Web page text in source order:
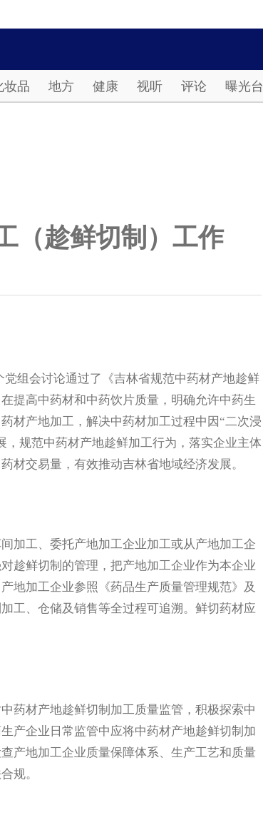
妆品 地方 健康 视听 评论 曝光台
（趁鲜切制）工作
组会讨论通过了《吉林省规范中药材产地趁鲜
提高中药材和中药饮片质量，明确允许中药生
材产地加工，解决中药材加工过程中因“二次浸
规范中药材产地趁鲜加工行为，落实企业主体
材交易量，有效推动吉林省地域经济发展。
工、委托产地加工企业加工或从产地加工企
趁鲜切制的管理，把产地加工企业作为本企业
地加工企业参照《药品生产质量管理规范》及
工、仓储及销售等全过程可追溯。鲜切药材应
材产地趁鲜切制加工质量监管，积极探索中
产企业日常监管中应将中药材产地趁鲜切制加
产地加工企业质量保障体系、生产工艺和质量
规。